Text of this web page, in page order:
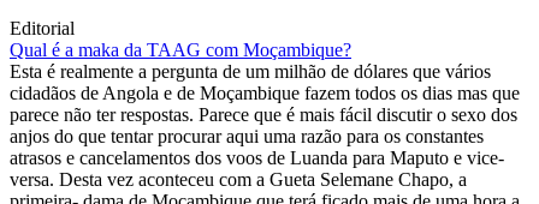
Editorial
Qual é a maka da TAAG com Moçambique?
Esta é realmente a pergunta de um milhão de dólares que vários
cidadãos de Angola e de Moçambique fazem todos os dias mas que
parece não ter respostas. Parece que é mais fácil discutir o sexo dos
anjos do que tentar procurar aqui uma razão para os constantes
atrasos e cancelamentos dos voos de Luanda para Maputo e vice-
versa. Desta vez aconteceu com a Gueta Selemane Chapo, a